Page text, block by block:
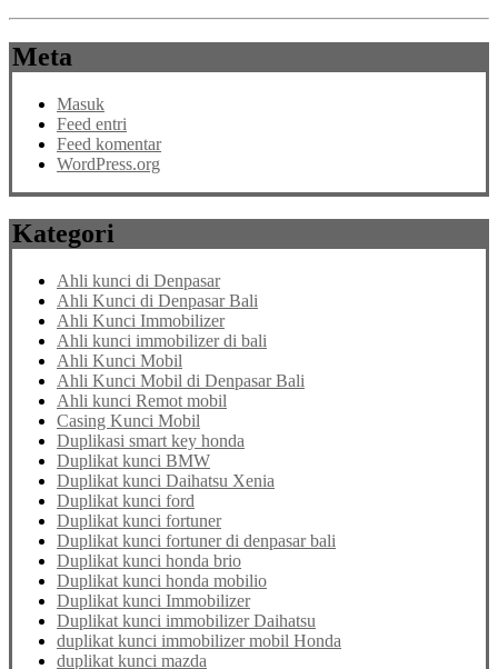
Meta
Masuk
Feed entri
Feed komentar
WordPress.org
Kategori
Ahli kunci di Denpasar
Ahli Kunci di Denpasar Bali
Ahli Kunci Immobilizer
Ahli kunci immobilizer di bali
Ahli Kunci Mobil
Ahli Kunci Mobil di Denpasar Bali
Ahli kunci Remot mobil
Casing Kunci Mobil
Duplikasi smart key honda
Duplikat kunci BMW
Duplikat kunci Daihatsu Xenia
Duplikat kunci ford
Duplikat kunci fortuner
Duplikat kunci fortuner di denpasar bali
Duplikat kunci honda brio
Duplikat kunci honda mobilio
Duplikat kunci Immobilizer
Duplikat kunci immobilizer Daihatsu
duplikat kunci immobilizer mobil Honda
duplikat kunci mazda